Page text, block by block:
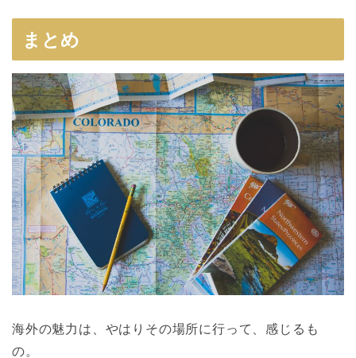
まとめ
海外の魅力は、やはりその場所に行って、感じるも
の。